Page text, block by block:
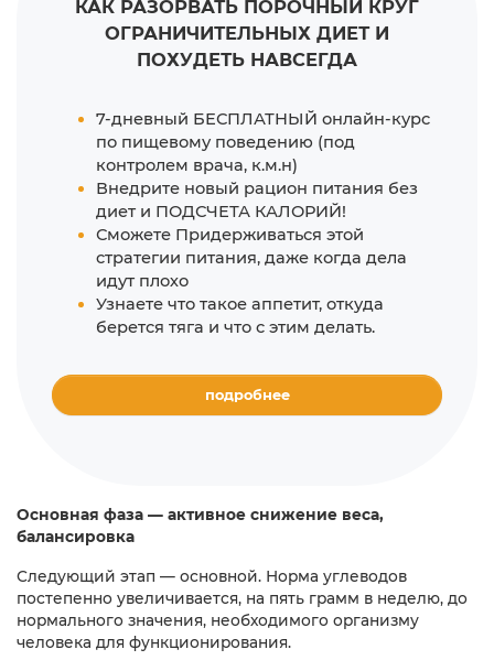
КАК РАЗОРВАТЬ ПОРОЧНЫЙ КРУГ
ОГРАНИЧИТЕЛЬНЫХ ДИЕТ И
ПОХУДЕТЬ НАВСЕГДА
подробнее
7-дневный БЕСПЛАТНЫЙ онлайн-курс
по пищевому поведению (под
контролем врача, к.м.н)
Внедрите новый рацион питания без
диет и ПОДСЧЕТА КАЛОРИЙ!
Сможете Придерживаться этой
стратегии питания, даже когда дела
идут плохо
Узнаете что такое аппетит, откуда
берется тяга и что с этим делать.
Основная фаза — активное снижение веса,
балансировка
Следующий этап — основной. Норма углеводов
постепенно увеличивается, на пять грамм в неделю, до
нормального значения, необходимого организму
человека для функционирования.